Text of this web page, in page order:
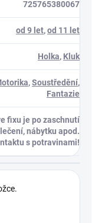
725765380067
od 9 let,od 11 let
Holka, Kluk
,Soustředění,
Fantazie
fixu je po zaschnutí
nábytku apod.
s potravinami!